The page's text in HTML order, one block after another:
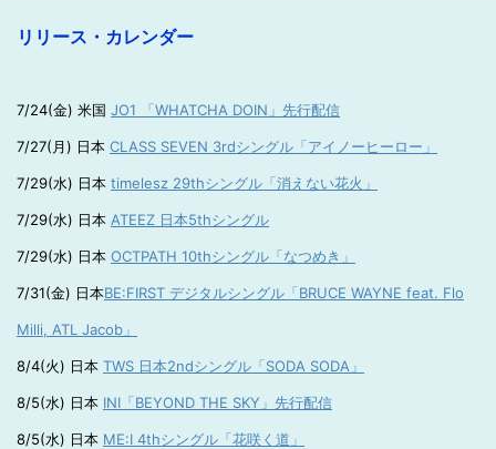
リリース・カレンダー
7/24(金) 米国 JO1 「WHATCHA DOIN」先行配信
7/27(月) 日本 CLASS SEVEN 3rdシングル「アイノーヒーロー」
7/29(水) 日本 timelesz 29thシングル「消えない花火」
7/29(水) 日本 ATEEZ 日本5thシングル
7/29(水) 日本 OCTPATH 10thシングル「なつめき」
7/31(金) 日本BE:FIRST デジタルシングル「BRUCE WAYNE feat. Flo
Milli, ATL Jacob」
8/4(火) 日本 TWS 日本2ndシングル「SODA SODA」
8/5(水) 日本 INI「BEYOND THE SKY」先行配信
8/5(水) 日本 ME:I 4thシングル「花咲く道」